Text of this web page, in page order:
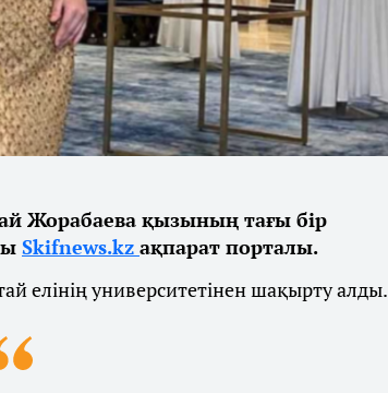
Жорабаева қызының тағы бір
Skifnews.kz ақпарат порталы.
елінің университетінен шақырту алды.